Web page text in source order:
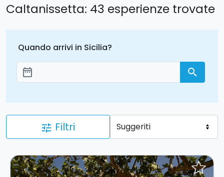
Caltanissetta: 43 esperienze trovate
Quando arrivi in Sicilia?
Aggiungi le date
date_range search
tune Filtri